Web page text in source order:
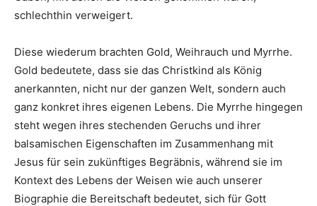
schlechthin verweigert.
Diese wiederum brachten Gold, Weihrauch und Myrrhe.
Gold bedeutete, dass sie das Christkind als König
anerkannten, nicht nur der ganzen Welt, sondern auch
ganz konkret ihres eigenen Lebens. Die Myrrhe hingegen
steht wegen ihres stechenden Geruchs und ihrer
balsamischen Eigenschaften im Zusammenhang mit
Jesus für sein zukünftiges Begräbnis, während sie im
Kontext des Lebens der Weisen wie auch unserer
Biographie die Bereitschaft bedeutet, sich für Gott